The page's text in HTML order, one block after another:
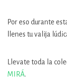
Por eso durante
llenes tu valija
Llevate toda la
MIRÁ.